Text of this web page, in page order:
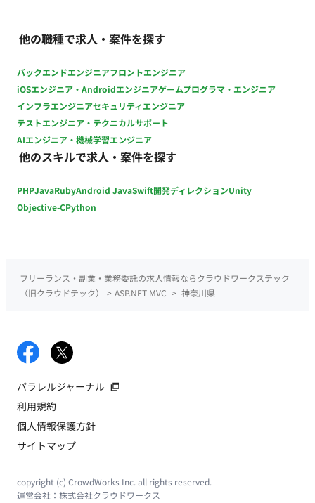
他の職種で求人・案件を探す
バックエンドエンジニアフロントエンジニア
iOSエンジニア・Androidエンジニアゲームプログラマ・エンジニア
インフラエンジニアセキュリティエンジニア
テストエンジニア・テクニカルサポート
AIエンジニア・機械学習エンジニア
他のスキルで求人・案件を探す
PHPJavaRubyAndroid JavaSwift開発ディレクションUnity
Objective-CPython
フリーランス・副業・業務委託の求人情報ならクラウドワークステック
（旧クラウドテック）
> ASP.NET MVC > 神奈川県
パラレルジャーナル
利用規約
個人情報保護方針
サイトマップ
copyright (c) CrowdWorks Inc. all rights reserved.
運営会社： 株式会社クラウドワークス